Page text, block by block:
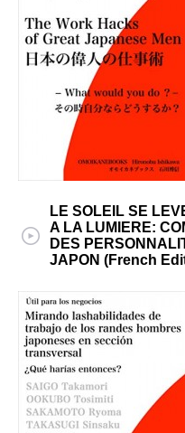
LE SOLEIL SE
A LA LUMIERE:
DES
JAPON (French